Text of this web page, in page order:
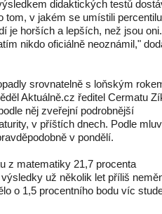
didaktických testů
tom, v jakém se umístili
je horších a lepších, než jsou oni.
nikdo oficiálně neoznámil,"
srovnatelně s loňským
Aktuálně.cz ředitel Cermatu
něj zveřejní podrobnější
v příštích dnech. Podle
v pondělí.
z matematiky 21,7 procenta
už několik let příliš
o 1,5 procentního bodu víc